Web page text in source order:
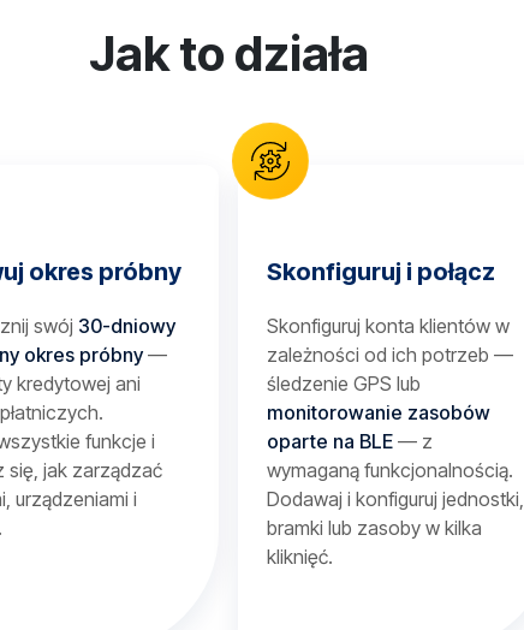
Jak to działa
okres próbny
swój 30-dniowy
okres próbny—
kredytowej ani
funkcje i
się, jak zarządzać
urządzeniami i
Skonfiguruj i połącz
Skonfiguruj konta klientów w
zależności od ich potrzeb —
śledzenie GPS lub
monitorowanie zasobów
oparte na BLE — z
wymaganą funkcjonalnością.
Dodawaj i konfiguruj jednostki,
bramki lub zasoby w kilka
kliknięć.